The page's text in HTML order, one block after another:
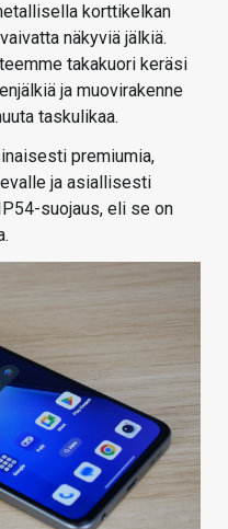
korttikelkan
näkyviä jälkiä.
takakuori keräsi
ja muovirakenne
taskulikaa.
premiumia,
ja asiallisesti
suojaus, eli se on